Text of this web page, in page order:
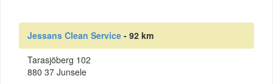
Jessans Clean Service - 92 km
Tarasjöberg 102
880 37 Junsele